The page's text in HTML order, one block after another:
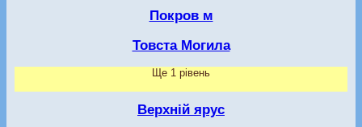
Покров м
Товста Могила
Ще 1 рівень
Верхній ярус